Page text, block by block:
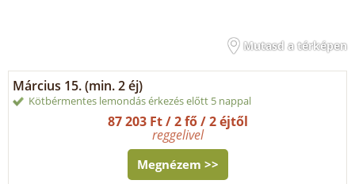
Mutasd a térképen
Március 15. (min. 2 éj)
Kötbérmentes lemondás érkezés előtt 5 nappal
87 203 Ft / 2 fő / 2 éjtől
reggelivel
Megnézem >>